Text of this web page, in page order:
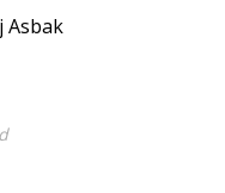
Asbak